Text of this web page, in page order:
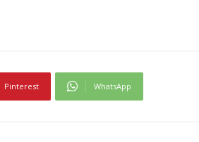
Pinterest WhatsApp